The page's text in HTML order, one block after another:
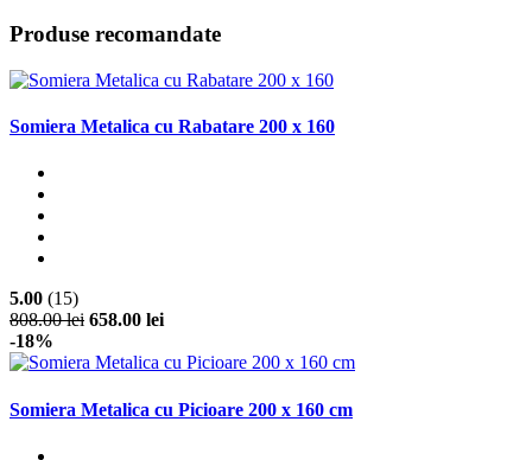
Produse recomandate
Somiera Metalica cu Rabatare 200 x 160
5.00 (15)
808.00 lei 658.00 lei
-18%
Somiera Metalica cu Picioare 200 x 160 cm